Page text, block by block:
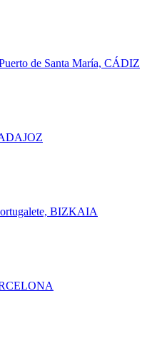
de Santa María, CÁDIZ
BIZKAIA